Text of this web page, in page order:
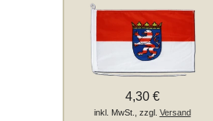
4,30 €
inkl. MwSt., zzgl. Versand